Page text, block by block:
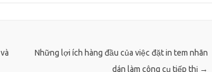
Những lợi ích hàng đầu của việc đặt in tem nhãn
dán làm công cụ tiếp thị →